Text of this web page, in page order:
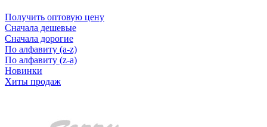
Получить оптовую цену
Сначала дешевые
Сначала дорогие
По алфавиту (a-z)
По алфавиту (z-a)
Новинки
Хиты продаж